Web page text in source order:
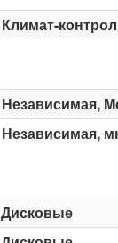
Климат-
Независимая,
Независимая,
Дисковые